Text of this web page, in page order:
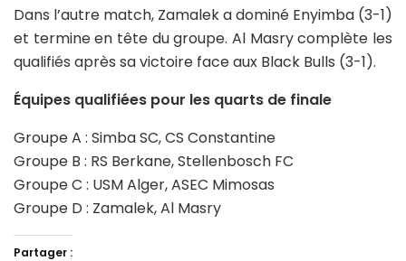
Dans l’autre match, Zamalek a dominé Enyimba (3-1)
et termine en tête du groupe. Al Masry complète les
qualifiés après sa victoire face aux Black Bulls (3-1).
Équipes qualifiées pour les quarts de finale
Groupe A : Simba SC, CS Constantine
Groupe B : RS Berkane, Stellenbosch FC
Groupe C : USM Alger, ASEC Mimosas
Groupe D : Zamalek, Al Masry
Partager :